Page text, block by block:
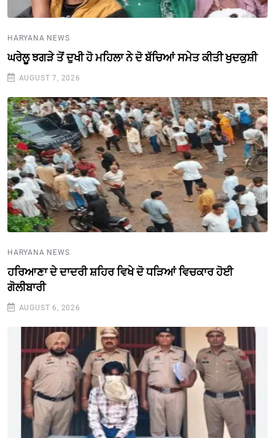
HARYANA NEWS
ਘਰੇਲੂ ਝਗੜੇ ਤੋਂ ਦੁਖੀ ਹੋ ਮਹਿਲਾ ਨੇ ਦੋ ਬੱਚਿਆਂ ਸਮੇਤ ਕੀਤੀ ਖੁਦਕੁਸ਼ੀ
AUGUST 7, 2026
HARYANA NEWS
ਹਰਿਆਣਾ ਦੇ ਦਾਦਰੀ ਸ਼ਹਿਰ ਵਿਖੇ ਦੋ ਧੜਿਆਂ ਵਿਚਕਾਰ ਹੋਈ
ਗੋਲੀਬਾਰੀ
AUGUST 6, 2026